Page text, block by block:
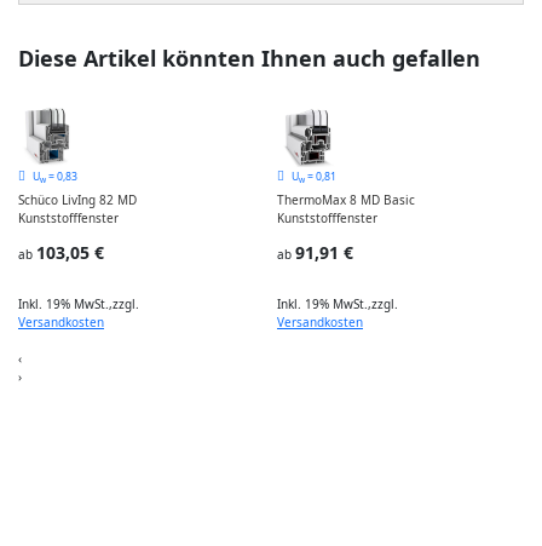
Diese Artikel könnten Ihnen auch gefallen
Uw = 0,83
Schüco LivIng 82 MD
Kunststofffenster
ab 103,05 €
Inkl. 19% MwSt.,zzgl.
Versandkosten
Uw = 0,81
ThermoMax 8 MD Basic
Kunststofffenster
ab 91,91 €
Inkl. 19% MwSt.,zzgl.
Versandkosten
‹
›